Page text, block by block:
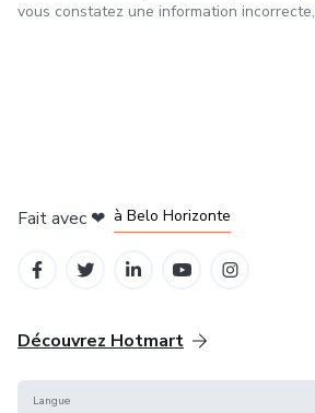
vous constatez une information incorrecte,
Fait avec ❤ à Belo Horizonte
Découvrez Hotmart
Langue